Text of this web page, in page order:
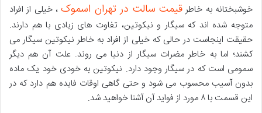
خوشبختانه به خاطرقیمت سالت در تهران اسموک، خیلی از افراد
متوجه شده اند که سیگار و نیکوتین، تفاوت های زیادی با هم دارند.
حقیقت اینجاست در حالی که خیلی از افراد به خاطر نیکوتین سیگار می
کشند؛ اما به خاطر مضرات سیگار از دنیا می روند. علت آن هم دیگر
سمومی است که در سیگار وجود دارد. نیکوتین به خودی خود یک ماده
بدون آسیب محسوب می شود و حتی گاهی اوقات فایده هم دارد که در
این قسمت با ۸ مورد از فواید آن آشنا خواهید شد.